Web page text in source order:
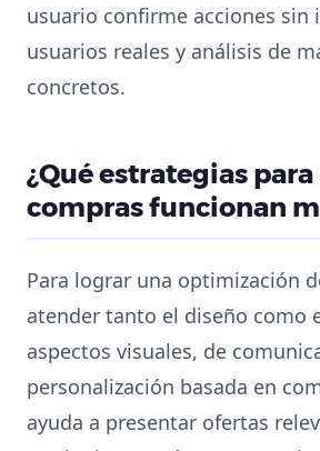
usuario confirme acciones
usuarios reales y análisis de
concretos.
¿Qué estrategias
compras funcionan
Para lograr una optimización
atender tanto el diseño como
aspectos visuales, de
personalización basada en
ayuda a presentar ofertas